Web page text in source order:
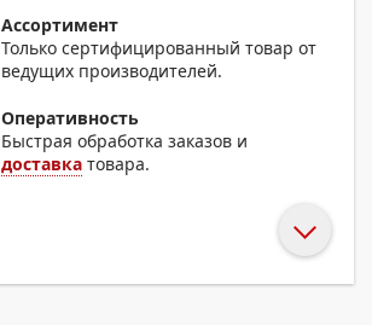
Ассортимент
Только сертифицированный товар от
ведущих производителей.
Оперативность
Быстрая обработка заказов и
доставка товара.